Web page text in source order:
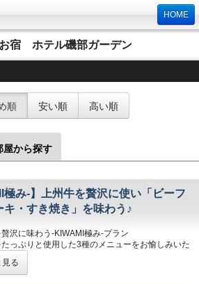
HOME
宿 ホテル磯部ガーデン
順 安い順 高い順
屋から探す
極み-】上州牛を贅沢に使い「ビーフ
・すき焼き」を味わう♪
贅沢に味わう-KIWAMI極み-プラン
たっぷりと使用した3種のメニューをお愉しみいた
↓
チュー
見る